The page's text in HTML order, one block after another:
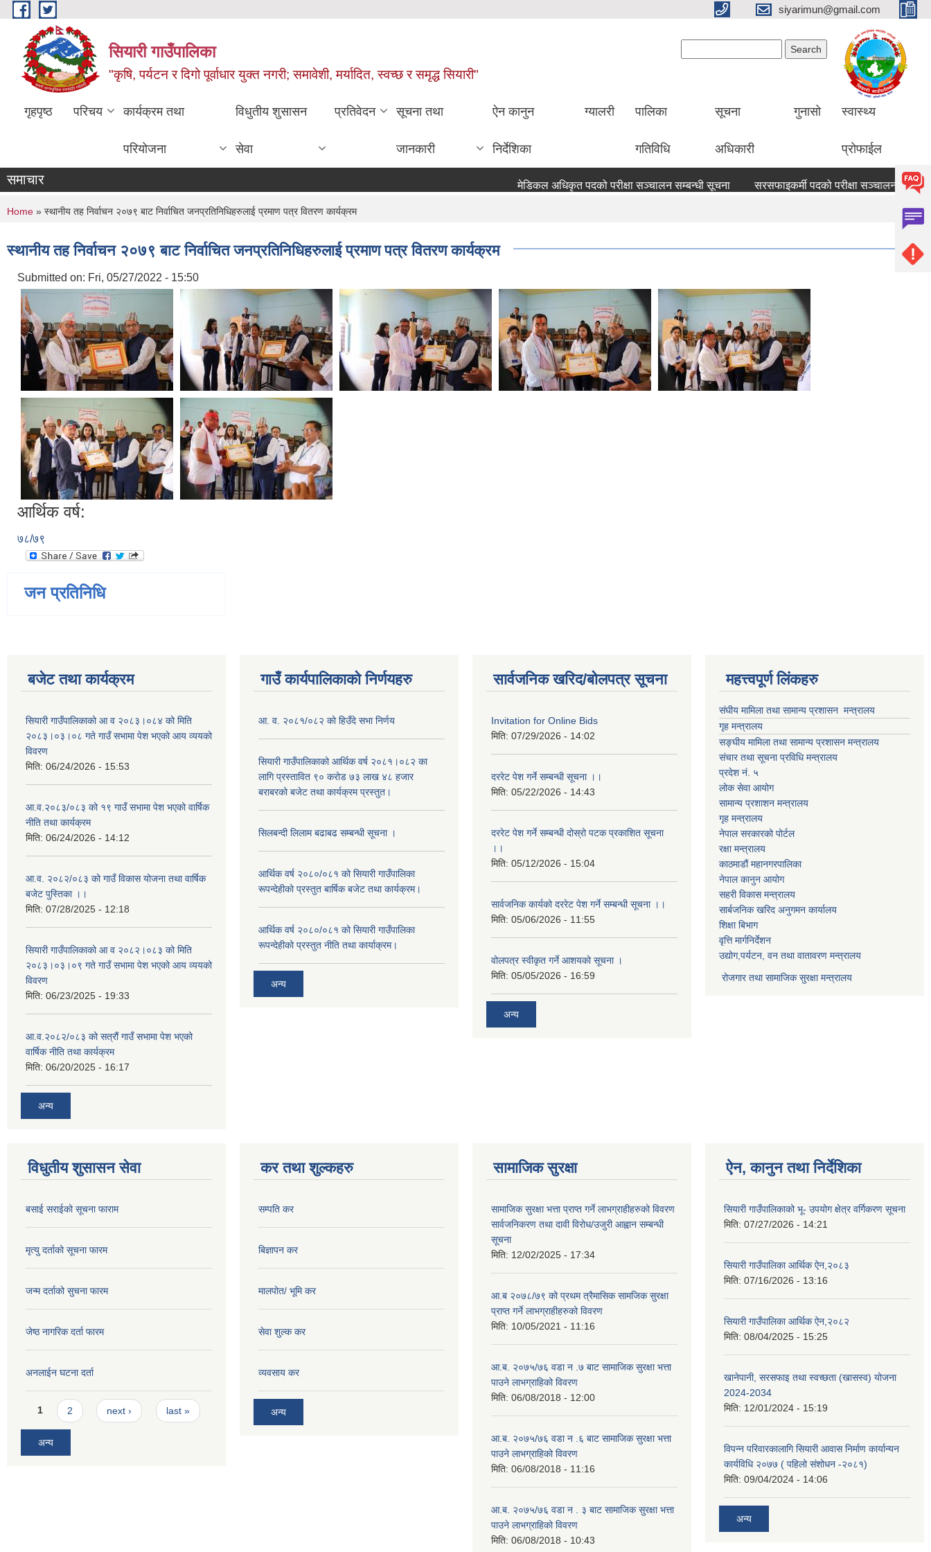
Skip to main content siyarimun@gmail.com
सियारी गाउँपालिका
"कृषि, पर्यटन र दिगो पूर्वाधार युक्त नगरी; समावेशी, मर्यादित, स्वच्छ र समृद्ध सियारी"
गृहपृष्ठ परिचय कार्यक्रम तथा
परियोजना
विधुतीय शुसासन
सेवा
प्रतिवेदन सूचना तथा
जानकारी
ऐन कानुन
निर्देशिका
ग्यालरी पालिका
गतिविधि
सूचना
अधिकारी
गुनासो स्वास्थ्य
प्रोफाईल
समाचार मेडिकल अधिकृत पदको परीक्षा सञ्चालन सम्बन्धी सूचना सरसफाइकर्मी पदको परीक्षा सञ्चालन सम्बन्धी सूचना
You are here
Home » स्थानीय तह निर्वाचन २०७९ बाट निर्वाचित जनप्रतिनिधिहरुलाई प्रमाण पत्र वितरण कार्यक्रम
स्थानीय तह निर्वाचन २०७९ बाट निर्वाचित जनप्रतिनिधिहरुलाई प्रमाण पत्र वितरण कार्यक्रम
Submitted on: Fri, 05/27/2022 - 15:50
आर्थिक वर्ष:
७८/७९
जन प्रतिनिधि
बजेट तथा कार्यक्रम
सियारी गाउँपालिकाको आ व २०८३।०८४ को मिति
२०८३।०३।०८ गते गाउँ सभामा पेश भएको आय व्ययको
विवरण
मिति: 06/24/2026 - 15:53
आ.व.२०८३/०८३ को १९ गाउँ सभामा पेश भएको वार्षिक
नीति तथा कार्यक्रम
मिति: 06/24/2026 - 14:12
आ.व. २०८२/०८३ को गाउँ विकास योजना तथा वार्षिक
बजेट पुस्तिका ।।
मिति: 07/28/2025 - 12:18
सियारी गाउँपालिकाको आ व २०८२।०८३ को मिति
२०८३।०३।०९ गते गाउँ सभामा पेश भएको आय व्ययको
विवरण
मिति: 06/23/2025 - 19:33
आ.व.२०८२/०८३ को सत्रौं गाउँ सभामा पेश भएको
वार्षिक नीति तथा कार्यक्रम
मिति: 06/20/2025 - 16:17
अन्य
गाउँ कार्यपालिकाको निर्णयहरु
आ. व. २०८१/०८२ को हिउँदे सभा निर्णय
सियारी गाउँपालिकाको आर्थिक वर्ष २०८१।०८२ का
लागि प्रस्तावित ९० करोड ७३ लाख ४८ हजार
बराबरको बजेट तथा कार्यक्रम प्रस्तुत।
सिलबन्दी लिलाम बढाबढ सम्बन्धी सूचना ।
आर्थिक वर्ष २०८०/०८१ को सियारी गाउँपालिका
रूपन्देहीको प्रस्तुत बार्षिक बजेट तथा कार्यक्रम।
आर्थिक वर्ष २०८०/०८१ को सियारी गाउँपालिका
रूपन्देहीको प्रस्तुत नीति तथा कार्याक्रम।
अन्य
सार्वजनिक खरिद/बोलपत्र सूचना
Invitation for Online Bids
मिति: 07/29/2026 - 14:02
दररेट पेश गर्ने सम्बन्धी सूचना ।।
मिति: 05/22/2026 - 14:43
दररेट पेश गर्ने सम्बन्धी दोस्रो पटक प्रकाशित सूचना
।।
मिति: 05/12/2026 - 15:04
सार्वजनिक कार्यको दररेट पेश गर्ने सम्बन्धी सूचना ।।
मिति: 05/06/2026 - 11:55
वोलपत्र स्वीकृत गर्ने आशयको सूचना ।
मिति: 05/05/2026 - 16:59
अन्य
महत्त्वपूर्ण लिंकहरु
संघीय मामिला तथा सामान्य प्रशासन मन्त्रालय
गृह मन्त्रालय
सङ्घीय मामिला तथा सामान्य प्रशासन मन्त्रालय
संचार तथा सूचना प्रविधि मन्त्रालय
प्रदेश नं. ५
लोक सेवा आयोग
सामान्य प्रशाशन मन्त्रालय
गृह मन्त्रालय
नेपाल सरकारको पोर्टल
रक्षा मन्त्रालय
काठमाडौं महानगरपालिका
नेपाल कानुन आयोग
सहरी विकास मन्त्रालय
सार्बजनिक खरिद अनुगमन कार्यालय
शिक्षा बिभाग
वृत्ति मार्गनिर्देशन
उद्योग,पर्यटन, वन तथा वातावरण मन्त्रालय
रोजगार तथा सामाजिक सुरक्षा मन्त्रालय
विधुतीय शुसासन सेवा
बसाई सराईको सूचना फाराम
मृत्यु दर्ताको सूचना फारम
जन्म दर्ताको सुचना फारम
जेष्ठ नागरिक दर्ता फारम
अनलाईन घटना दर्ता
Pages
1 2 next › last »
अन्य
कर तथा शुल्कहरु
सम्पति कर
बिज्ञापन कर
मालपोत/ भूमि कर
सेवा शुल्क कर
व्यवसाय कर
अन्य
सामाजिक सुरक्षा
सामाजिक सुरक्षा भत्ता प्राप्त गर्ने लाभग्राहीहरुको विवरण
सार्वजनिकरण तथा दावी विरोध/उजुरी आह्वान सम्बन्धी
सूचना
मिति: 12/02/2025 - 17:34
आ.ब २०७८/७९ को प्रथम त्रैमासिक सामजिक सुरक्षा
प्राप्त गर्ने लाभग्राहीहरुको विवरण
मिति: 10/05/2021 - 11:16
आ.ब. २०७५/७६ वडा न .७ बाट सामाजिक सुरक्षा भत्ता
पाउने लाभग्राहिको विवरण
मिति: 06/08/2018 - 12:00
आ.ब. २०७५/७६ वडा न .६ बाट सामाजिक सुरक्षा भत्ता
पाउने लाभग्राहिको विवरण
मिति: 06/08/2018 - 11:16
आ.ब. २०७५/७६ वडा न . ३ बाट सामाजिक सुरक्षा भत्ता
पाउने लाभग्राहिको विवरण
मिति: 06/08/2018 - 10:43
ऐन, कानुन तथा निर्देशिका
सियारी गाउँपालिकाको भू- उपयोग क्षेत्र वर्गिकरण सूचना
मिति: 07/27/2026 - 14:21
सियारी गाउँपालिका आर्थिक ऐन,२०८३
मिति: 07/16/2026 - 13:16
सियारी गाउँपालिका आर्थिक ऐन,२०८२
मिति: 08/04/2025 - 15:25
खानेपानी, सरसफाइ तथा स्वच्छता (खासस्व) योजना
2024-2034
मिति: 12/01/2024 - 15:19
विपन्न परिवारकालागि सियारी आवास निर्माण कार्यान्यन
कार्यविधि २०७७ ( पहिलो संशोधन -२०८१)
मिति: 09/04/2024 - 14:06
अन्य